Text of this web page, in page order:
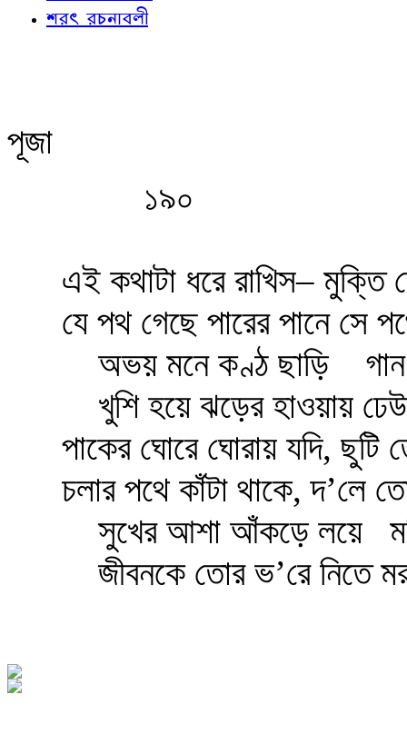
শরৎ রচনাবলী
পূজা
১৯০
এই কথাটা ধরে রাখিস–
যে পথ গেছে পারের পানে সে
অভয় মনে কণ্ঠ ছাড়ি
খুশি হয়ে ঝড়ের হাওয়ায়
পাকের ঘোরে ঘোরায় যদি,
চলার পথে কাঁটা থাকে, দ’লে
সুখের আশা আঁকড়ে লয়ে
জীবনকে তোর ভ’রে নিতে